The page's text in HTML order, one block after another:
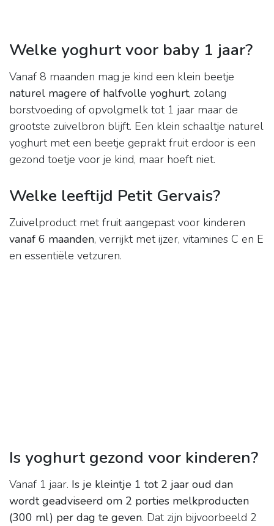
Welke yoghurt voor baby 1 jaar?
Vanaf 8 maanden mag je kind een klein beetje
naturel magere of halfvolle yoghurt, zolang
borstvoeding of opvolgmelk tot 1 jaar maar de
grootste zuivelbron blijft. Een klein schaaltje naturel
yoghurt met een beetje geprakt fruit erdoor is een
gezond toetje voor je kind, maar hoeft niet.
Welke leeftijd Petit Gervais?
Zuivelproduct met fruit aangepast voor kinderen
vanaf 6 maanden, verrijkt met ijzer, vitamines C en E
en essentiële vetzuren.
Is yoghurt gezond voor kinderen?
Vanaf 1 jaar. Is je kleintje 1 tot 2 jaar oud dan
wordt geadviseerd om 2 porties melkproducten
(300 ml) per dag te geven. Dat zijn bijvoorbeeld 2